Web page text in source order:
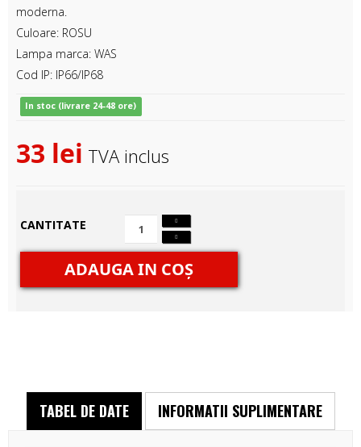
moderna.
Culoare: ROSU
Lampa marca: WAS
Cod IP: IP66/IP68
In stoc (livrare 24-48 ore)
33 lei TVA inclus
CANTITATE
ADAUGA IN COŞ
TABEL DE DATE INFORMATII SUPLIMENTARE